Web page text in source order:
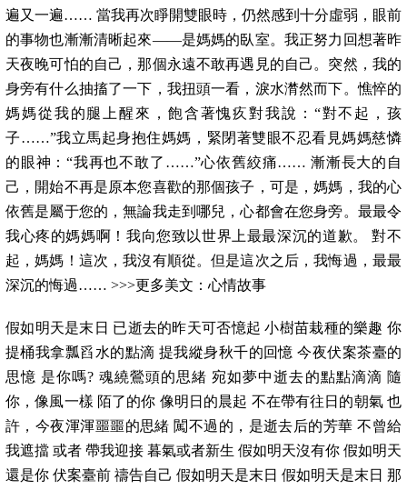
遍又一遍…… 當我再次睜開雙眼時，仍然感到十分虛弱，眼前
的事物也漸漸清晰起來——是媽媽的臥室。我正努力回想著昨
天夜晚可怕的自己，那個永遠不敢再遇見的自己。突然，我的
身旁有什么抽搐了一下，我扭頭一看，淚水潸然而下。憔悴的
媽媽從我的腿上醒來，飽含著愧疚對我說：“對不起，孩
子……”我立馬起身抱住媽媽，緊閉著雙眼不忍看見媽媽慈憐
的眼神：“我再也不敢了……”心依舊絞痛…… 漸漸長大的自
己，開始不再是原本您喜歡的那個孩子，可是，媽媽，我的心
依舊是屬于您的，無論我走到哪兒，心都會在您身旁。最最令
我心疼的媽媽啊！我向您致以世界上最最深沉的道歉。 對不
起，媽媽！這次，我沒有順從。但是這次之后，我悔過，最最
深沉的悔過…… >>>更多美文：心情故事
假如明天是末日 已逝去的昨天可否憶起 小樹苗栽種的樂趣 你
提桶我拿瓢舀水的點滴 提我縱身秋千的回憶 今夜伏案茶臺的
思憶 是你嗎? 魂繞鶯頭的思緒 宛如夢中逝去的點點滴滴 隨
你，像風一樣 陌了的你 像明日的晨起 不在帶有往日的朝氣 也
許，今夜渾渾噩噩的思緒 闖不過的，是逝去后的芳華 不曾給
我遮擋 或者 帶我迎接 暮氣或者新生 假如明天沒有你 假如明天
還是你 伏案臺前 禱告自己 假如明天是末日 假如明天是末日 那